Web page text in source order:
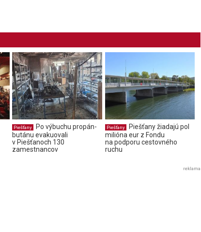
Piešťany
Po výbuchu propán-
butánu evakuovali
v Piešťanoch 130
zamestnancov
Piešťany
Piešťany žiadajú pol
milióna eur z Fondu
na podporu cestovného
ruchu
reklama